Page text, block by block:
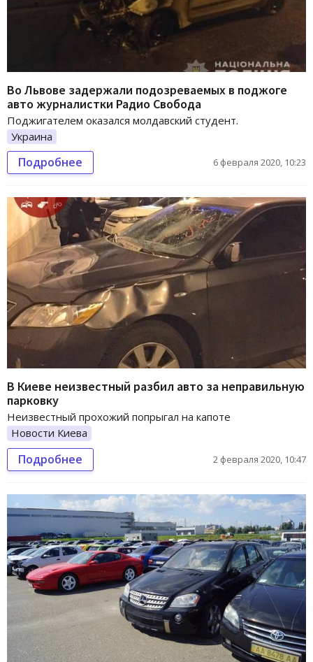
Во Львове задержали подозреваемых в поджоге
авто журналистки Радио Свобода
Поджигателем оказался молдавский студент.
Украина
Подробнее 6 февраля 2020, 10:23
В Киеве неизвестный разбил авто за неправильную
парковку
Неизвестный прохожий попрыгал на капоте
Новости Киева
Подробнее 2 февраля 2020, 10:47